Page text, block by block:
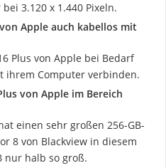
3.120 x 1.440 Pixeln.
Apple auch kabellos mit
Plus von Apple bei Bedarf
ihrem Computer verbinden.
von Apple im Bereich
einen sehr großen 256-GB-
8 von Blackview in diesem
nur halb so groß.